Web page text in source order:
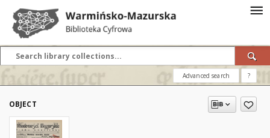
Advanced search ?
OBJECT